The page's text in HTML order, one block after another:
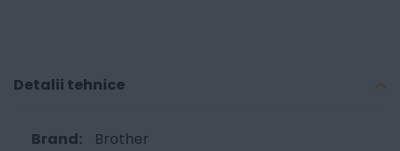
Detalii tehnice
Brother